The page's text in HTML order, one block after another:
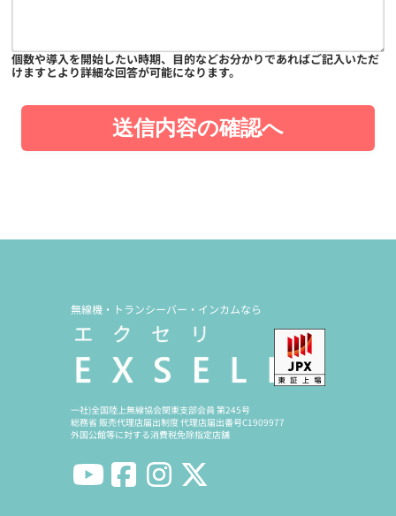
個数や導入を開始したい時期、目的などお分かりであればご記入いただ
けますとより詳細な回答が可能になります。
送信内容の確認へ
無線機・トランシーバー・インカムなら
一社)全国陸上無線協会関東支部会員 第245号
総務省 販売代理店届出制度 代理店届出番号C1909977
外国公館等に対する消費税免除指定店舗